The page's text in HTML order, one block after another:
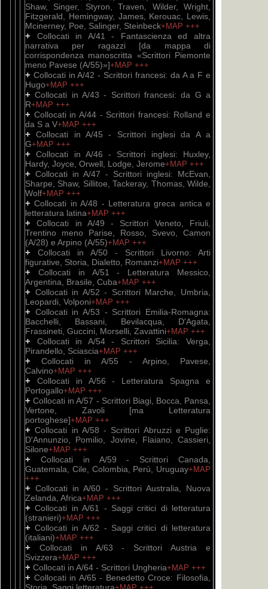
Shaw, Singer, Styron, Traven, Wilder, Wright,
Fitzgerald, Hemingway, James, Kerouac, Lewis,
Mcinerney, Poe, Salinger, Steinbeck+MAP +++
+ Collocati in A/41 - Fantascienza ed altra
narrativa per ragazzi [da mappa di
corrispondenza manoscritta «Scrittori Piemonte
meno Pavese (A/55)»]+MAP +++
+ Collocati in A/42 - Scrittori francesi: da A a F e
Hugo+MAP +++
+Collocati in A/43 - Scrittori francesi: da G a
R+MAP +++
+ Collocati in A/44 - Scrittori francesi: Rolland e
da S a V+MAP +++
+Collocati in A/45 - Scrittori inglesi da A a
G+MAP +++
+Collocati in A/46 - Scrittori inglesi: Huxley,
Hardy, Joyce, Orwell, Lodge, Jerome+MAP +++
+ Collocati in A/47 - Scrittori inglesi: McEvan,
Sharpe, Shaw, Sillitoe, Tackeray, Thomas, Wilde,
Wolf+MAP +++
+Collocati in A/48 - Letteratura greca antica e
letteratura latina+MAP +++
+Collocati in A/49 - Scrittori Veneto, Friuli,
Trentino meno Parise, Rosso, Svevo, Camon
(A/28) e Arpino (A/55)+MAP +++
+ Collocati in A/50 - Scrittori Livorno: Arti
figurative, Storia, Dialetto, Romanzi+MAP +++
+ Collocati in A/51 - Letteratura Messico,
Argentina, Brasile, Cuba+MAP +++
+ Collocati in A/52 - Scrittori Marche, Umbria,
Leopardi, Volponi+MAP +++
+ Collocati in A/53 - Scrittori Emilia-Romagna:
Bacchelli, Bassani, Bevilacqua, D'Agata,
Frassineti, Guccini, Morselli, Zavattini+MAP +++
+ Collocati in A/54 - Scrittori Sicilia: Verga,
Pirandello, Sciascia+MAP +++
+ Collocati in A/55 - Arpino, Pavese,
Calvino+MAP +++
+ Collocati in A/56 - Letteratura Spagna e
Portogallo+MAP +++
+Collocati in A/57 - Scrittori Biagi, Bocca, Pansa,
Vertone, Zavoli [ma Letteratura
portoghese]+MAP +++
+Collocati in A/58 - Scrittori Abruzzi e Puglie:
D'Annunzio, Pomilio, Jovine, Flaiano, Cassieri,
Silone+MAP +++
+ Collocati in A/59 - Scrittori Canada,
Guatemala, Cile, Colombia, Perù, Uruguay+MAP
+++
+ Collocati in A/60 - Scrittori Australia, Nuova
Zelanda, Africa+MAP +++
+Collocati in A/61 - Saggi critici di letteratura
(stranieri)+MAP +++
+Collocati in A/62 - Saggi critici di letteratura
(italiani)+MAP +++
+ Collocati in A/63 - Scrittori Austria e
Svizzera+MAP +++
+ Collocati in A/64 - Scrittori Ungheria+MAP +++
+ Collocati in A/65 - Benedetto Croce: Filosofia,